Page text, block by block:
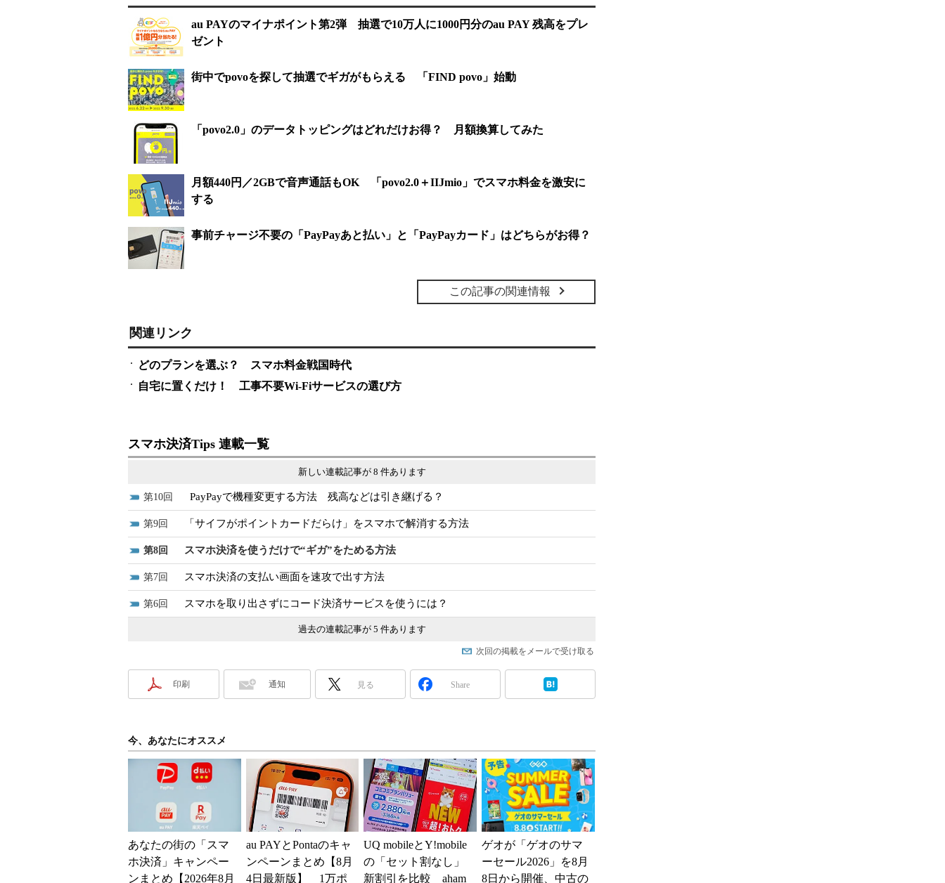
au PAYのマイナポイント第2弾 抽選で10万人に1000円分のau PAY 残高をプレ
ゼント
街中でpovoを探して抽選でギガがもらえる 「FIND povo」始動
「povo2.0」のデータトッピングはどれだけお得？ 月額換算してみた
月額440円／2GBで音声通話もOK 「povo2.0＋IIJmio」でスマホ料金を激安に
する
事前チャージ不要の「PayPayあと払い」と「PayPayカード」はどちらがお得？
この記事の関連情報
関連リンク
どのプランを選ぶ？ スマホ料金戦国時代
自宅に置くだけ！ 工事不要Wi-Fiサービスの選び方
スマホ決済Tips 連載一覧
次回の掲載をメールで受け取る
新しい連載記事が 8 件あります
10 PayPayで機種変更する方法 残高などは引き継げる？
9 「サイフがポイントカードだらけ」をスマホで解消する方法
8 スマホ決済を使うだけで“ギガ”をためる方法
7 スマホ決済の支払い画面を速攻で出す方法
6 スマホを取り出さずにコード決済サービスを使うには？
過去の連載記事が 5 件あります
印刷 通知 見る Share
今、あなたにオススメ
あなたの街の「スマ
ホ決済」キャンペー
ンまとめ【2026年8月
au PAYとPontaのキャ
ンペーンまとめ【8月
4日最新版】 1万ポ
UQ mobileとY!mobile
の「セット割なし」
新割引を比較 aham
ゲオが「ゲオのサマ
ーセール2026」を8月
8日から開催、中古の